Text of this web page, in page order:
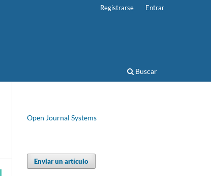
Buscar
Registrarse Entrar
Open Journal Systems
Enviar un artículo